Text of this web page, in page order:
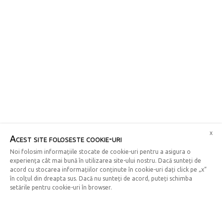
Acest site foloseste cookie-uri
Noi folosim informațiile stocate de cookie-uri pentru a asigura o
experiența cât mai bună în utilizarea site-ului nostru. Dacă sunteți de
acord cu stocarea informațiilor conținute în cookie-uri dați click pe „x“
în colțul din dreapta sus. Dacă nu sunteți de acord, puteți schimba
setările pentru cookie-uri în browser.
x